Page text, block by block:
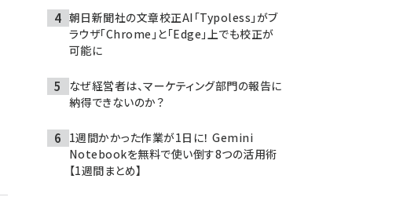
朝日新聞社の文章校正AI「Typoless」がブ
ラウザ「Chrome」と「Edge」上でも校正が
可能に
なぜ経営者は、マーケティング部門の報告に
納得できないのか？
1週間かかった作業が1日に！ Gemini
Notebookを無料で使い倒す8つの活用術
【1週間まとめ】